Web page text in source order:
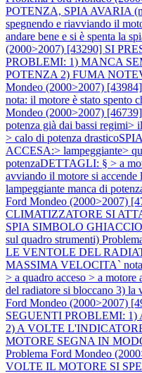
POTENZA, SPIA AVARIA
spegnendo e riavviando il
andare bene e si è spenta la
(2000>2007) [43290] SI
PROBLEMI: 1) MANCA
POTENZA 2) FUMA
Mondeo (2000>2007)
nota: il motore è stato spento
Mondeo (2000>2007)
potenza già dai bassi regimi>
> calo di potenza
ACCESA:> lampeggiante>
potenzaDETTAGLI: § > a
avviando il motore si accende
lampeggiante manca di
Ford Mondeo (2000>2007)
CLIMATIZZATORE SI
SPIA SIMBOLO GHIACCIO
sul quadro strumenti)
LE VENTOLE DEL
MASSIMA VELOCITA`
> a quadro acceso > a
del radiatore si bloccano 3) la
Ford Mondeo (2000>2007)
SEGUENTI PROBLEMI:
2) A VOLTE
MOTORE SEGNA IN
Problema Ford Mondeo
VOLTE IL MOTORE SI